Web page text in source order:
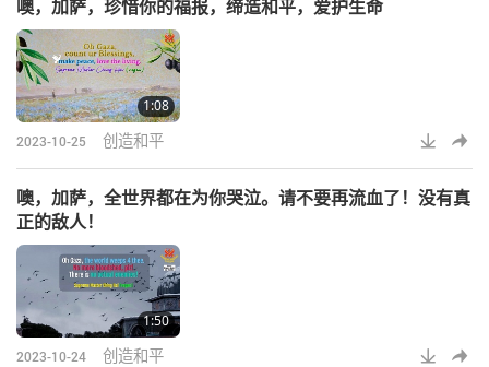
噢，加萨，珍惜你的福报，缔造和平，爱护生命
1:08
2023-10-25 创造和平
噢，加萨，全世界都在为你哭泣。请不要再流血了！没有真
正的敌人！
1:50
2023-10-24 创造和平